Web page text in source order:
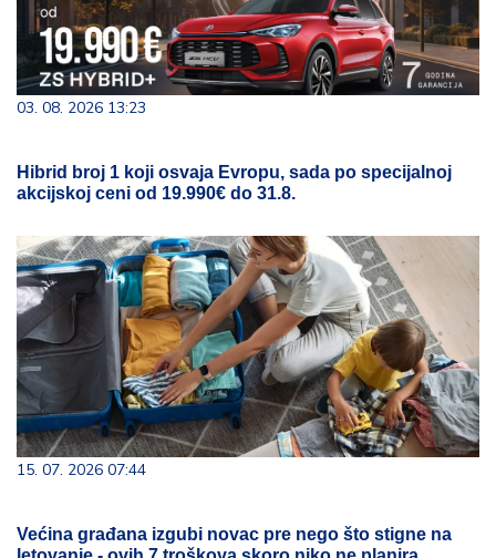
03. 08. 2026 13:23
Hibrid broj 1 koji osvaja Evropu, sada po specijalnoj
akcijskoj ceni od 19.990€ do 31.8.
15. 07. 2026 07:44
Većina građana izgubi novac pre nego što stigne na